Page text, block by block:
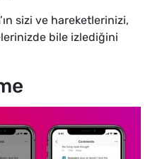
sizi ve hareketlerinizi,
bile izlediğini